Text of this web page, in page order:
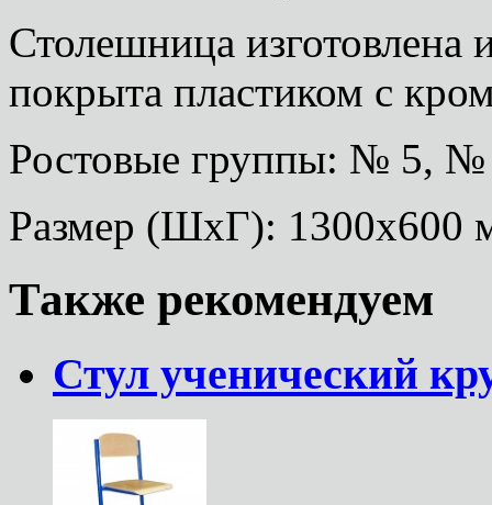
Столешница
покрыта пластиком с
Ростовые группы: № 5, №
Размер (ШхГ): 1300х600
Также рекомендуем
Стул ученический